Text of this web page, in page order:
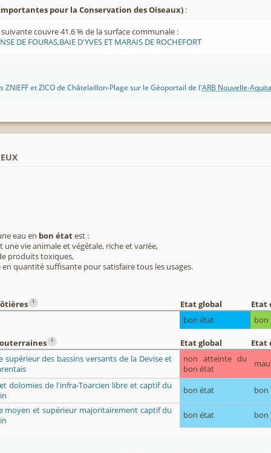
pour la Conservation des Oiseaux) :
suivante couvre 41.6 % de la surface communale :
DE FOURAS,BAIE D'YVES ET MARAIS DE ROCHEFORT
ZNIEFF et ZICO de Châtelaillon-Plage sur le Géoportail de l'ARB Nouvelle-
eau en bon étatest :
une vie animale et végétale, riche et variée,
produits toxiques,
quantité suffisante pour satisfaire tous les usages.
i Etat global
Etat
bon état
bon
i Etat global
Etat
supérieur des bassins versants de la Devise et
non atteinte du
bon état
et dolomies de l'infra-Toarcien libre et captif du
bon état
bon
moyen et supérieur majoritairement captif du
bon état bon